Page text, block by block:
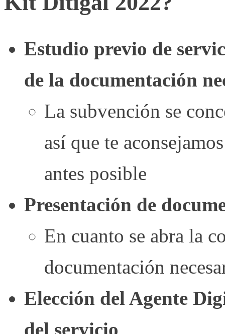
Estudio previo de
de la documentación
La subvención se
así que te
antes posible
Presentación de
En cuanto se abra la
documentación
Elección del Agente
del servicio